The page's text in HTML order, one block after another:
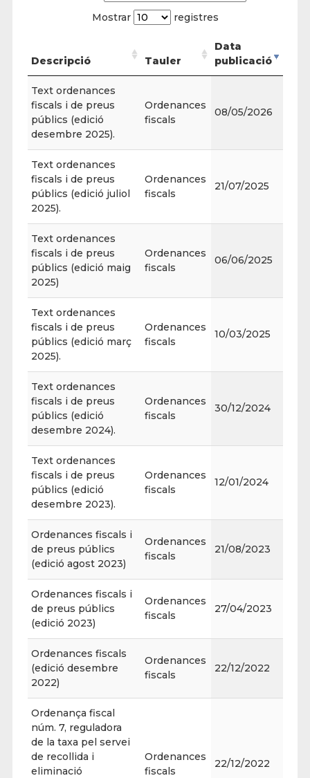
Mostrar
registres
Descripció Tauler
Data
publicació
Text ordenances
fiscals i de preus
públics (edició
desembre 2025).
Ordenances
fiscals
08/05/2026
Text ordenances
fiscals i de preus
públics (edició juliol
2025).
Ordenances
fiscals
21/07/2025
Text ordenances
fiscals i de preus
públics (edició maig
2025)
Ordenances
fiscals
06/06/2025
Text ordenances
fiscals i de preus
públics (edició març
2025).
Ordenances
fiscals
10/03/2025
Text ordenances
fiscals i de preus
públics (edició
desembre 2024).
Ordenances
fiscals
30/12/2024
Text ordenances
fiscals i de preus
públics (edició
desembre 2023).
Ordenances
fiscals
12/01/2024
Ordenances fiscals i
de preus públics
(edició agost 2023)
Ordenances
fiscals
21/08/2023
Ordenances fiscals i
de preus públics
(edició 2023)
Ordenances
fiscals
27/04/2023
Ordenances fiscals
(edició desembre
2022)
Ordenances
fiscals
22/12/2022
Ordenança fiscal
núm. 7, reguladora
de la taxa pel servei
de recollida i
eliminació
Ordenances
fiscals
22/12/2022